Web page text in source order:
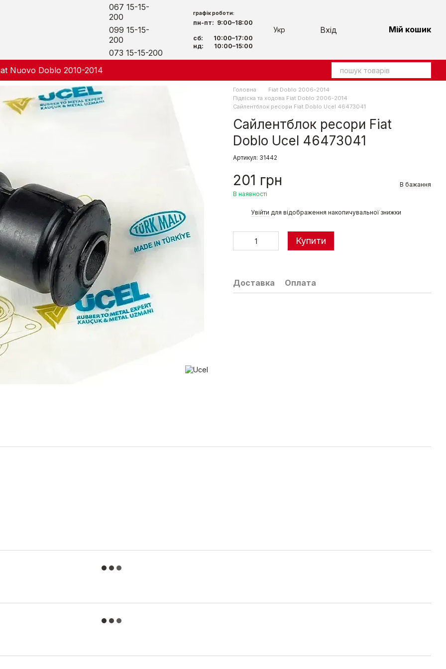
067 15-15-
200
099 15-15-
200
073 15-15-200
графік роботи:
пн-пт: 9:00–18:00
сб: 10:00–17:00
нд: 10:00–15:00
Укр Вхід Мій кошик
Nuovo Doblo 2010-2014
Головна
Fiat Doblo 2006-2014
Підвіска та ходова Fiat Doblo 2006-2014
Сайлентблок ресори Fiat Doblo Ucel 46473041
Сайлентблок ресори Fiat
Doblo Ucel 46473041
Артикул: 31442
201 грн
В наявності
В бажання
Увійти для відображення накопичувальної знижки
Купити
Доставка Оплата